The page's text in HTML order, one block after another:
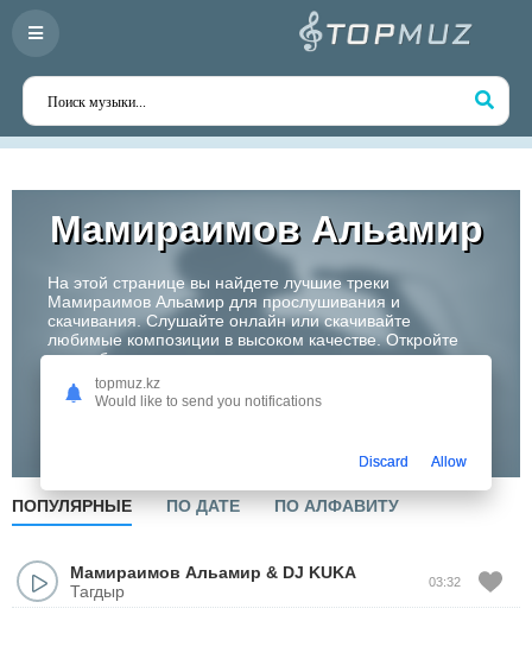
Мамираимов Альамир
На этой странице вы найдете лучшие треки
Мамираимов Альамир для прослушивания и
скачивания. Слушайте онлайн или скачивайте
любимые композиции в высоком качестве. Откройте
для себя творчество одного из самых перспективных
артистов Казахстана!
ПОПУЛЯРНЫЕ ПО ДАТЕ ПО АЛФАВИТУ
Мамираимов Альамир & DJ KUKA
Тагдыр
03:32
topmuz.kz
Would like to send you notifications
Discard Allow